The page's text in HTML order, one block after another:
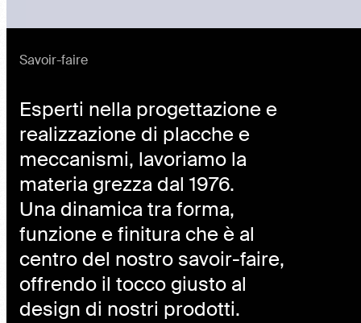
Savoir-faire
Esperti nella progettazione e
realizzazione di placche e
meccanismi, lavoriamo la
materia grezza dal 1976.
Una dinamica tra forma,
funzione e finitura che è al
centro del nostro savoir-faire,
offrendo il tocco giusto al
design di nostri prodotti.